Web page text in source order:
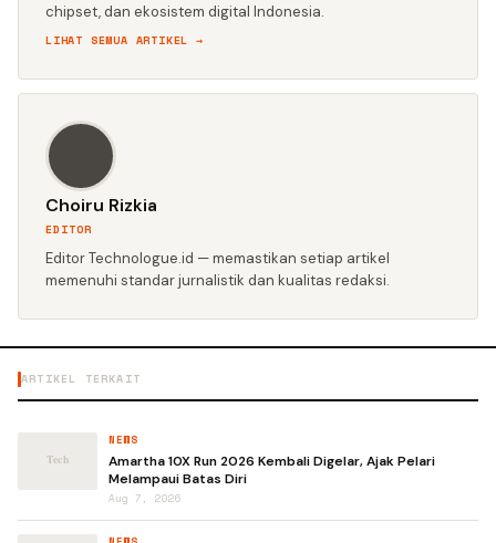
chipset, dan ekosistem digital Indonesia.
LIHAT SEMUA ARTIKEL →
Choiru Rizkia
EDITOR
Editor Technologue.id — memastikan setiap artikel
memenuhi standar jurnalistik dan kualitas redaksi.
ARTIKEL TERKAIT
NEWS
Amartha 10X Run 2026 Kembali Digelar, Ajak Pelari
Melampaui Batas Diri
Aug 7, 2026